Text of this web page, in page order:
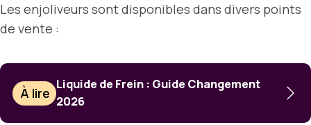
Les enjoliveurs sont disponibles dans divers points
de vente :
À lire
Liquide de Frein : Guide Changement
2026